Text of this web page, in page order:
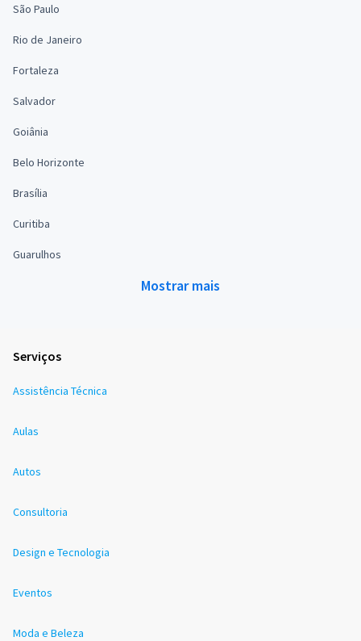
São Paulo
Rio de Janeiro
Fortaleza
Salvador
Goiânia
Belo Horizonte
Brasília
Curitiba
Guarulhos
Mostrar mais
Serviços
Assistência Técnica
Aulas
Autos
Consultoria
Design e Tecnologia
Eventos
Moda e Beleza